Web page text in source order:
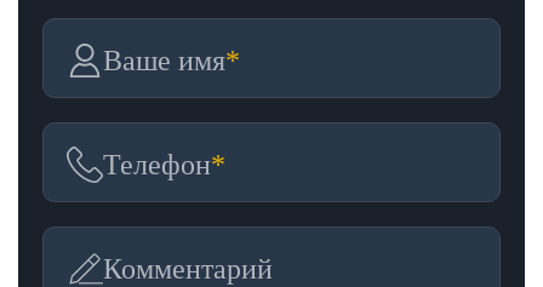
Ваше имя*
Телефон*
Комментарий